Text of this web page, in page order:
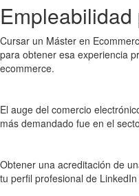
Cursar un Máster en
para obtener esa experiencia
ecommerce.
El auge del comercio
más demandado fue en el
Obtener una acreditación de
tu perfil profesional de